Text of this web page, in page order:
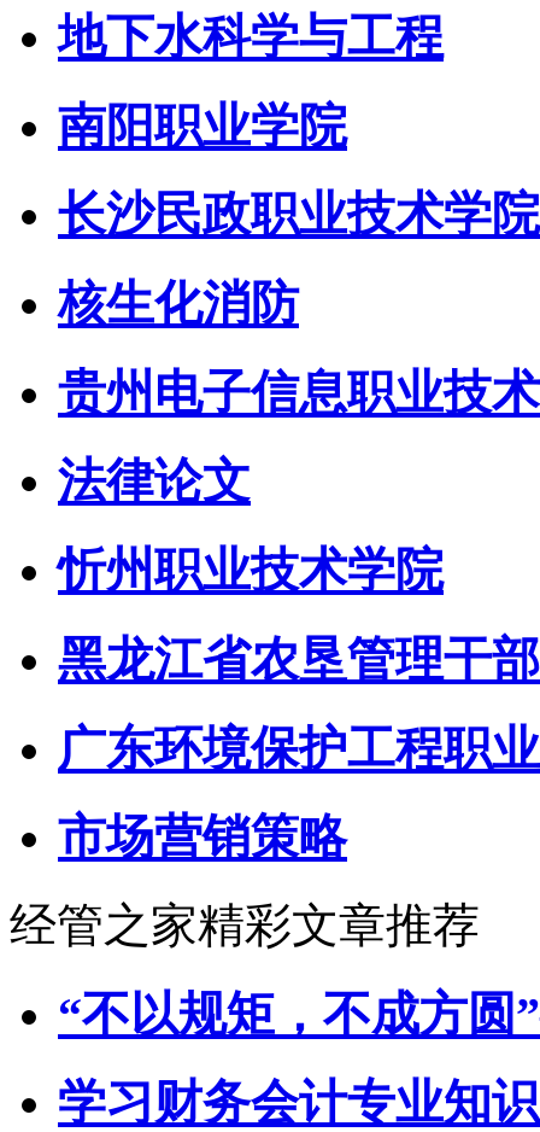
地下水科学与工程
南阳职业学院
长沙民政职业技术学院
核生化消防
贵州电子信息职业技
法律论文
忻州职业技术学院
黑龙江省农垦管理干
广东环境保护工程职
市场营销策略
经管之家精彩文章推荐
“不以规矩，不成方
学习财务会计专业知